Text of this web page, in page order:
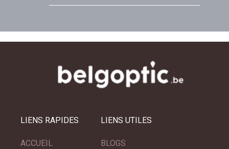
LIENS RAPIDES
ACCUEIL
LIENS UTILES
BLOGS